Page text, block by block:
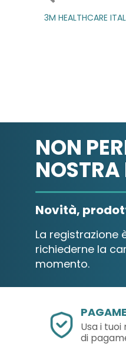
NON
NOSTRA
Novità,
La registrazione
richiederne la
momento.
Usa i
di